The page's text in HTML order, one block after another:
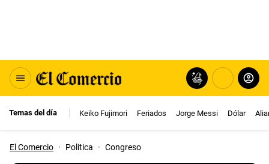
Temas del día Keiko Fujimori Feriados Jorge Messi Dólar
El Comercio · Politica · Congreso